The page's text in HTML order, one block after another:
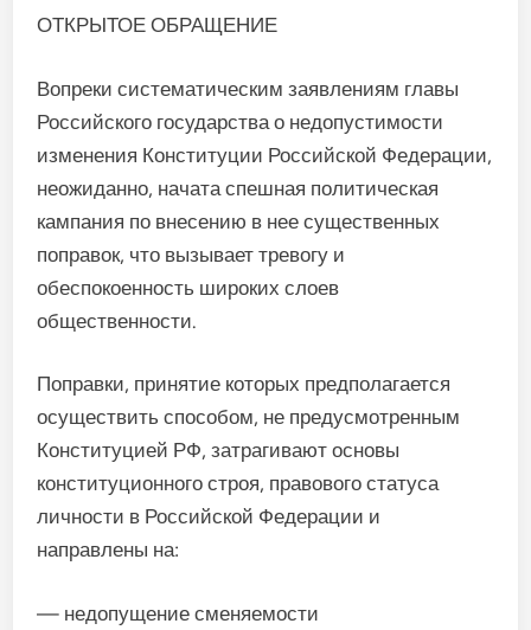
ОТКРЫТОЕ ОБРАЩЕНИЕ
Вопреки систематическим заявлениям главы
Российского государства о недопустимости
изменения Конституции Российской Федерации,
неожиданно, начата спешная политическая
кампания по внесению в нее существенных
поправок, что вызывает тревогу и
обеспокоенность широких слоев
общественности.
Поправки, принятие которых предполагается
осуществить способом, не предусмотренным
Конституцией РФ, затрагивают основы
конституционного строя, правового статуса
личности в Российской Федерации и
направлены на:
— недопущение сменяемости